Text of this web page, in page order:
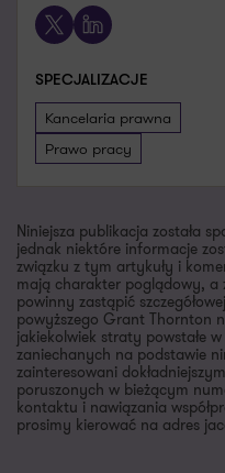
X LinkedIn
SPECJALIZACJE
Kancelaria prawna
Prawo pracy
Niniejsza publikacja została
jednak niektóre informacje
związku z tym artykuły i
mają charakter poglądowy,
powinny zastąpić
powyższego Grant Thornton
jakiekolwiek straty powstałe
zaniechanych na podstawie
zainteresowani
poruszonych w bieżącym
kontaktu i nawiązania
prosimy kierować na adres